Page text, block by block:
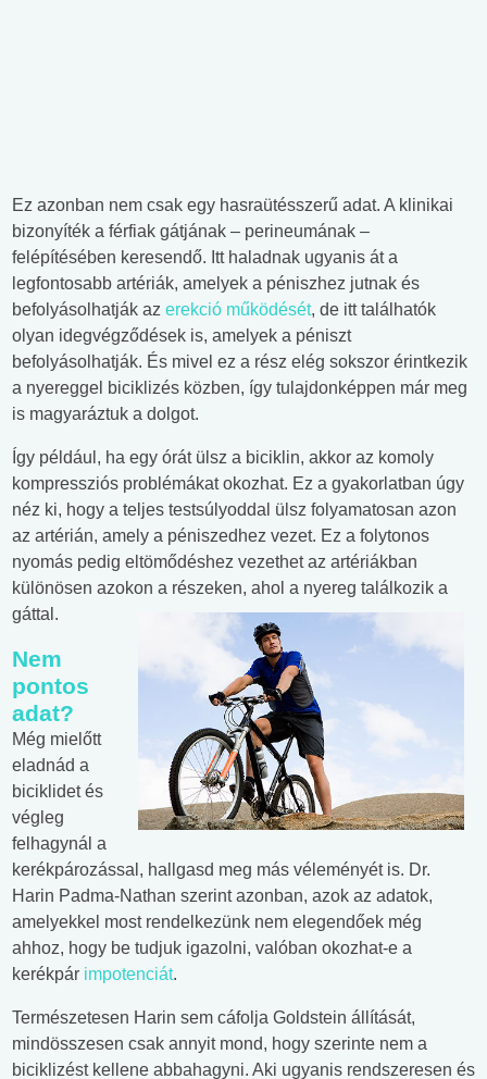
Ez azonban nem csak egy hasraütésszerű adat. A klinikai
bizonyíték a férfiak gátjának – perineumának –
felépítésében keresendő. Itt haladnak ugyanis át a
legfontosabb artériák, amelyek a péniszhez jutnak és
befolyásolhatják az erekció működését, de itt találhatók
olyan idegvégződések is, amelyek a péniszt
befolyásolhatják. És mivel ez a rész elég sokszor érintkezik
a nyereggel biciklizés közben, így tulajdonképpen már meg
is magyaráztuk a dolgot.
Így például, ha egy órát ülsz a biciklin, akkor az komoly
kompressziós problémákat okozhat. Ez a gyakorlatban úgy
néz ki, hogy a teljes testsúlyoddal ülsz folyamatosan azon
az artérián, amely a péniszedhez vezet. Ez a folytonos
nyomás pedig eltömődéshez vezethet az artériákban
különösen azokon a részeken, ahol a nyereg találkozik a
gáttal.
Nem
pontos
adat?
Még mielőtt
eladnád a
biciklidet és
végleg
felhagynál a
kerékpározással, hallgasd meg más véleményét is. Dr.
Harin Padma-Nathan szerint azonban, azok az adatok,
amelyekkel most rendelkezünk nem elegendőek még
ahhoz, hogy be tudjuk igazolni, valóban okozhat-e a
kerékpár impotenciát.
Természetesen Harin sem cáfolja Goldstein állítását,
mindösszesen csak annyit mond, hogy szerinte nem a
biciklizést kellene abbahagyni. Aki ugyanis rendszeresen és